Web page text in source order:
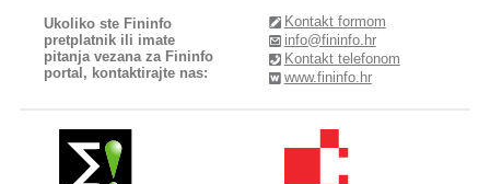
Ukoliko ste Fininfo
pretplatnik ili imate
pitanja vezana za Fininfo
portal, kontaktirajte nas:
Kontakt formom
info@fininfo.hr
Kontakt telefonom
www.fininfo.hr